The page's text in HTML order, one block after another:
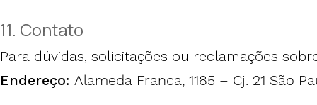
11. Contato
Para dúvidas, solicitações ou reclamações
Endereço: Alameda Franca, 1185 – Cj. 21 São